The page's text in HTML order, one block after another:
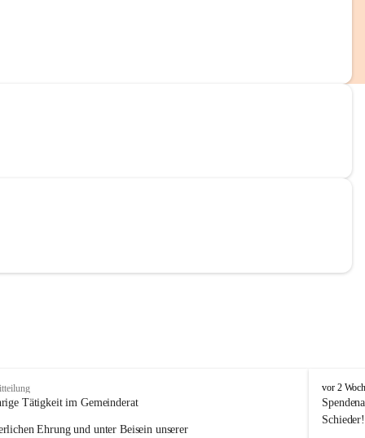
Tätigkeit im Gemeinderat
Ehrung und unter Beisein unserer
B
u
c
vor 2
Schieder!